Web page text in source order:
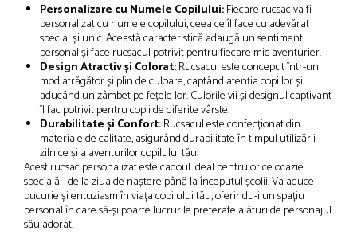
Personalizare cu Numele Copilului:Fiecare rucsac va fi
personalizat cu numele copilului, ceea ce îl face cu adevărat
special și unic. Această caracteristică adaugă un sentiment
personal și face rucsacul potrivit pentru fiecare mic aventurier.
Design Atractiv și Colorat:Rucsacul este conceput într-un
mod atrăgător și plin de culoare, captând atenția copiilor și
aducând un zâmbet pe fețele lor. Culorile vii și designul captivant
îl fac potrivit pentru copii de diferite vârste.
Durabilitate și Confort:Rucsacul este confecționat din
materiale de calitate, asigurând durabilitate în timpul utilizării
zilnice și a aventurilor copilului tău.
Acest rucsac personalizat este cadoul ideal pentru orice ocazie
specială - de la ziua de naștere până la începutul școlii. Va aduce
bucurie și entuziasm în viața copilului tău, oferindu-i un spațiu
personal în care să-și poarte lucrurile preferate alături de personajul
său adorat.